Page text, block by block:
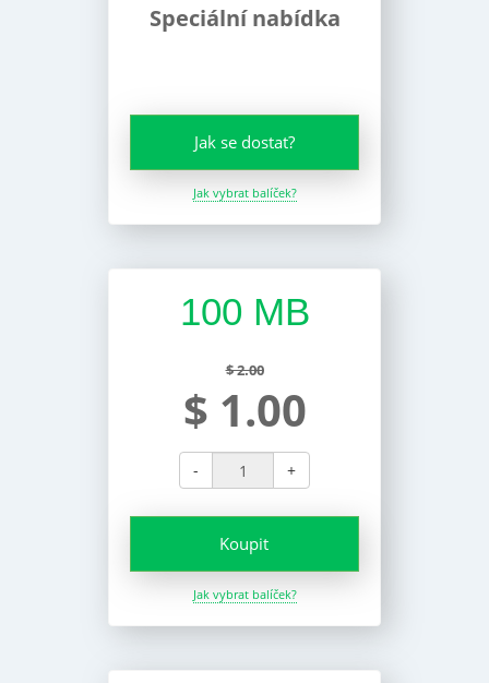
Speciální nabídka
Jak se dostat?
Jak vybrat balíček?
100 MB
$ 2.00
$ 1.00
- +
Koupit
Jak vybrat balíček?